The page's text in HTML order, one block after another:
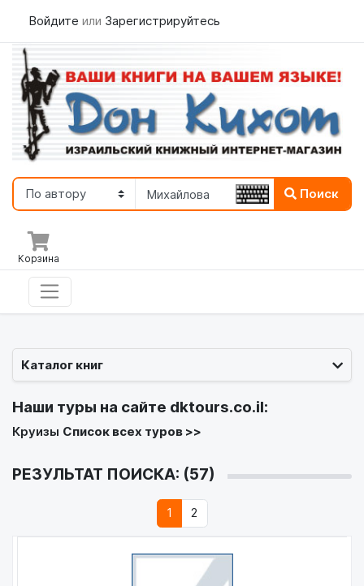
Войдите или Зарегистрируйтесь
Поиск
Корзина
Каталог книг
Наши туры на сайте dktours.co.il:
Круизы Список всех туров >>
РЕЗУЛЬТАТ ПОИСКА: (57)
1 2